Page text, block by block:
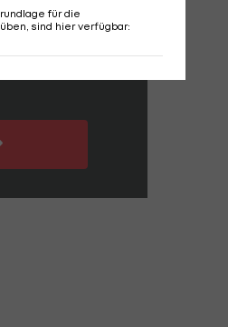
für die
sind hier verfügbar: